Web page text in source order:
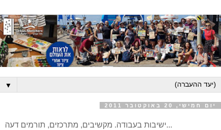
▼
יום חמישי, 20 באוקטובר 2011
ישיבות בעבודה. מקשיבים, מתרכזים, תורמים דעה...